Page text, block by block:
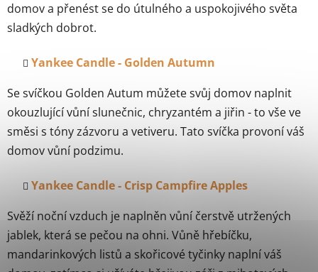
domov a přenést se do útulného a uspokojivého světa
sladkých dobrot.
Yankee Candle - Golden Autumn
Se svíčkou Golden Autum můžete svůj domov naplnit
okouzlující vůní slunečnic, chryzantém a jiřin - to vše ve
směsi s tóny zázvoru a vetiveru. Tato svíčka provoní váš
domov vůní podzimu.
Yankee Candle - Crisp Campfire Apples
Svěží noční vzduch je naplněn vůní čerstvě utržených
jablek, která se pečou na ohni. Vůně hřebíčku,
mandarinkových listů a skořicové tyčinky naplní váš